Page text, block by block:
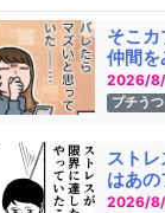
そこ
仲間を
2026/8/
プチうつ
スト
はあの
2026/8/